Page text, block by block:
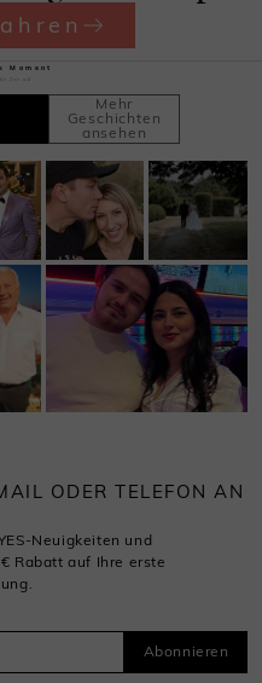
Moment
Mehr
Geschichten
ansehen
ODER TELEFON AN
Neuigkeiten und
Rabatt auf Ihre erste
Abonnieren